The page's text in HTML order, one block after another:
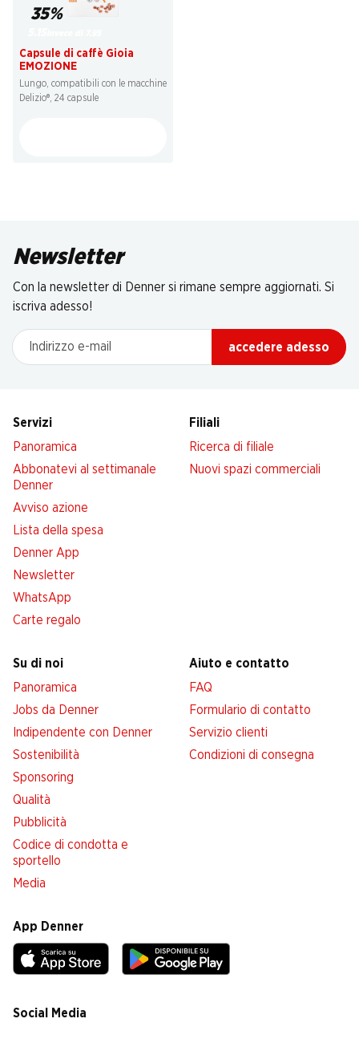
35%
Capsule di caffè Gioia
EMOZIONE
Lungo, compatibili con le macchine
Delizio®, 24 capsule
Newsletter
Con la newsletter di Denner si rimane sempre aggiornati. Si
iscriva adesso!
Indirizzo e-mail
accedere adesso
Servizi
Panoramica
Abbonatevi al settimanale
Denner
Avviso azione
Lista della spesa
Denner App
Newsletter
WhatsApp
Carte regalo
Filiali
Ricerca di filiale
Nuovi spazi commerciali
Su di noi
Panoramica
Jobs da Denner
Indipendente con Denner
Sostenibilità
Sponsoring
Qualità
Pubblicità
Codice di condotta e
sportello
Media
Aiuto e contatto
FAQ
Formulario di contatto
Servizio clienti
Condizioni di consegna
App Denner
Social Media